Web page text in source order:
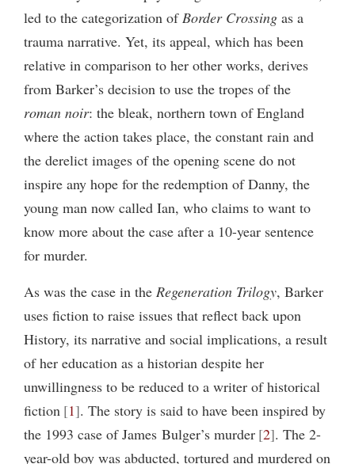
led to the categorization ofBorder Crossing as a
trauma narrative. Yet, its appeal, which has been
relative in comparison to her other works, derives
from Barker’s decision to use the tropes of the
roman noir: the bleak, northern town of England
where the action takes place, the constant rain and
the derelict images of the opening scene do not
inspire any hope for the redemption of Danny, the
young man now called Ian, who claims to want to
know more about the case after a 10-year sentence
for murder.
As was the case in the Regeneration Trilogy, Barker
uses fiction to raise issues that reflect back upon
History, its narrative and social implications, a result
of her education as a historian despite her
unwillingness to be reduced to a writer of historical
fiction 1 . The story is said to have been inspired by
the 1993 case of James Bulger’s murder 2 . The 2-
year-old boy was abducted, tortured and murdered on